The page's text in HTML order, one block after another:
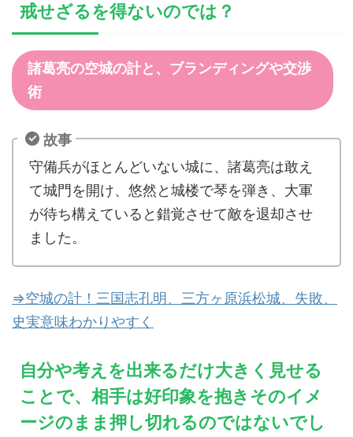
戒せざるを得ないのでは？
諸葛亮の空城の計と、ブランディングや交渉
術
故事
守備兵がほとんどいない城に、諸葛亮は敢え
て城門を開け、悠然と城楼で琴を弾き、大軍
が待ち構えていると錯覚させて敵を退却させ
ました。
⇒空城の計！三国志孔明、三方ヶ原浜松城、失敗、
史実意味わかりやすく
自分や考えを出来るだけ大きく見せる
ことで、相手は好印象を抱きそのイメ
ージのまま押し切れるのではないでし